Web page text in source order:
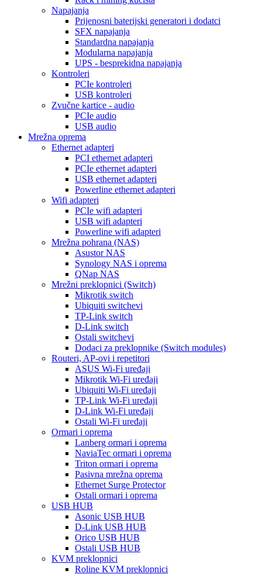
Napajanja
Prijenosni baterijski generatori i dodatci
SFX napajanja
Standardna napajanja
Modularna napajanja
UPS - besprekidna napajanja
Kontroleri
PCIe kontroleri
USB kontroleri
Zvučne kartice - audio
PCIe audio
USB audio
Mrežna oprema
Ethernet adapteri
PCI ethernet adapteri
PCIe ethernet adapteri
USB ethernet adapteri
Powerline ethernet adapteri
Wifi adapteri
PCIe wifi adapteri
USB wifi adapteri
Powerline wifi adapteri
Mrežna pohrana (NAS)
Asustor NAS
Synology NAS i oprema
QNap NAS
Mrežni preklopnici (Switch)
Mikrotik switch
Ubiquiti switchevi
TP-Link switch
D-Link switch
Ostali switchevi
Dodaci za preklopnike (Switch modules)
Routeri, AP-ovi i repetitori
ASUS Wi-Fi uređaji
Mikrotik Wi-Fi uređaji
Ubiquiti Wi-Fi uređaji
TP-Link Wi-Fi uređaji
D-Link Wi-Fi uređaji
Ostali Wi-Fi uređaji
Ormari i oprema
Lanberg ormari i oprema
NaviaTec ormari i oprema
Triton ormari i oprema
Pasivna mrežna oprema
Ethernet Surge Protector
Ostali ormari i oprema
USB HUB
Asonic USB HUB
D-Link USB HUB
Orico USB HUB
Ostali USB HUB
KVM preklopnici
Roline KVM preklopnici